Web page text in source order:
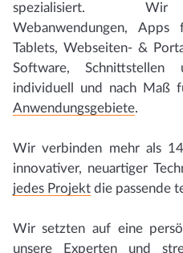
spezialisiert. Wir
Webanwendungen, Apps
Tablets, Webseiten- &
Software,
individuell und nach Maß
Anwendungsgebiete.
Wir verbinden mehr als
innovativer, neuartiger
jedes Projektdie passende
Wir setzten auf eine
unsere Experten und